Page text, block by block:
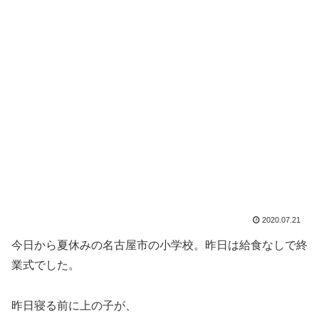
2020.07.21
今日から夏休みの名古屋市の小学校。昨日は給食なしで終
業式でした。
昨日寝る前に上の子が、